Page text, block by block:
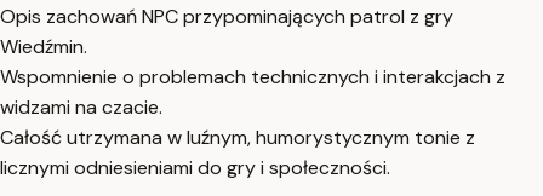
Opis zachowań NPC przypominających patrol z gry
Wiedźmin.
Wspomnienie o problemach technicznych i interakcjach z
widzami na czacie.
Całość utrzymana w luźnym, humorystycznym tonie z
licznymi odniesieniami do gry i społeczności.